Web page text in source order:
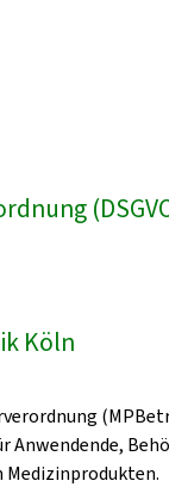
Köln
Medizinprodukten.